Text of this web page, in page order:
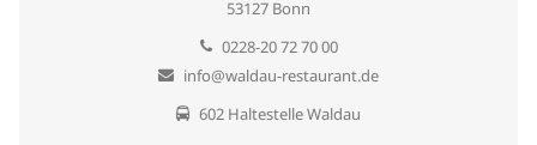
53127 Bonn
0228-20 72 70 00
info@waldau-restaurant.de
602 Haltestelle Waldau